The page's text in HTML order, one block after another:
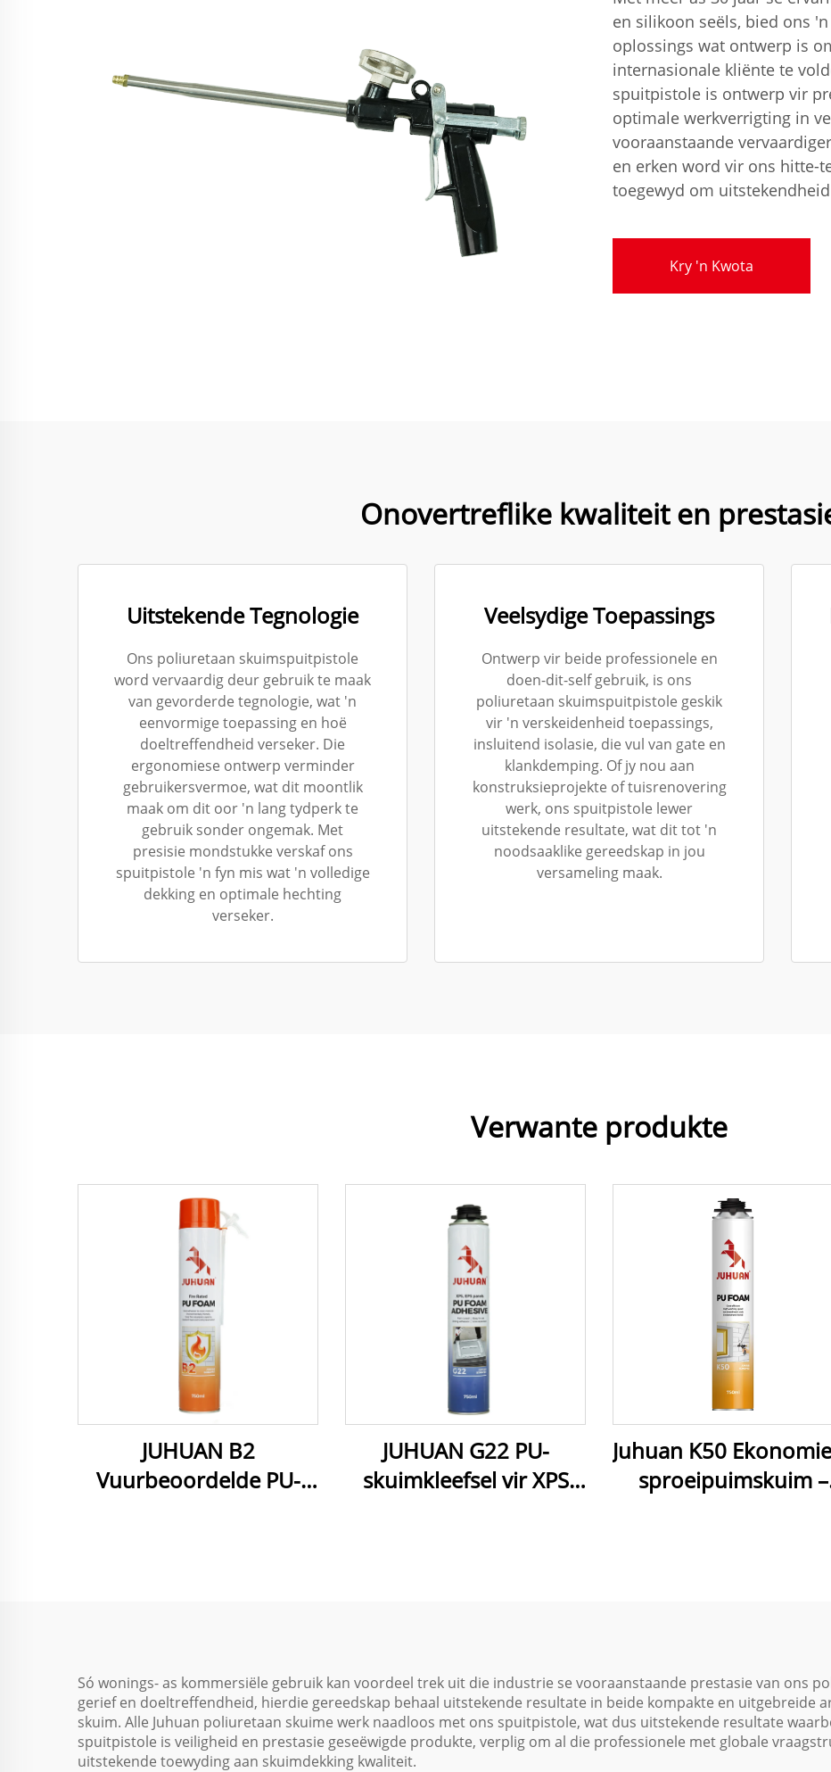
en silikoon seëls, bied ons
oplossings wat ontwerp is
internasionale kliënte te
spuitpistole is ontwerp vir
optimale werkverrigting in
vooraanstaande
en erken word vir ons hitte-
toegewyd om
Kry 'n Kwota
Onovertreflike kwaliteit en
Uitstekende Tegnologie
Ons poliuretaan skuimspuitpistole
word vervaardig deur gebruik te maak
van gevorderde tegnologie, wat 'n
eenvormige toepassing en hoë
doeltreffendheid verseker. Die
ergonomiese ontwerp verminder
gebruikersvermoe, wat dit moontlik
maak om dit oor 'n lang tydperk te
gebruik sonder ongemak. Met
presisie mondstukke verskaf ons
spuitpistole 'n fyn mis wat 'n volledige
dekking en optimale hechting
verseker.
Veelsydige Toepassings
Ontwerp vir beide professionele en
doen-dit-self gebruik, is ons
poliuretaan skuimspuitpistole geskik
vir 'n verskeidenheid toepassings,
insluitend isolasie, die vul van gate en
klankdemping. Of jy nou aan
konstruksieprojekte of tuisrenovering
werk, ons spuitpistole lewer
uitstekende resultate, wat dit tot 'n
noodsaaklike gereedskap in jou
versameling maak.
Verwante produkte
JUHUAN B2
Vuurbeoordelde PU-
JUHUAN G22 PU-
skuimkleefsel vir XPS
Juhuan K50
sproeipuimskuim –
Só wonings- as kommersiële gebruik kan voordeel trek uit die industrie se vooraanstaande prestasie van ons
gerief en doeltreffendheid, hierdie gereedskap behaal uitstekende resultate in beide kompakte en uitgebreide
skuim. Alle Juhuan poliuretaan skuime werk naadloos met ons spuitpistole, wat dus uitstekende resultate
spuitpistole is veiligheid en prestasie geseëwigde produkte, verplig om al die professionele met globale
uitstekende toewyding aan skuimdekking kwaliteit.